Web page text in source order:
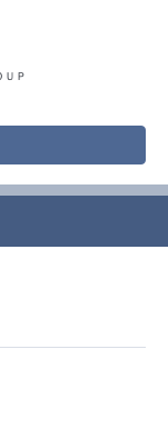
ＵＰ